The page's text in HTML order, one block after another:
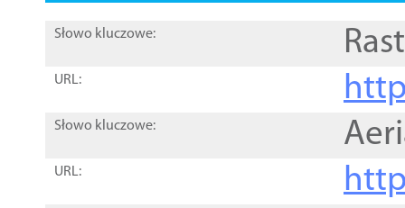
Słowo kluczowe:
URL:
Słowo kluczowe:
URL: